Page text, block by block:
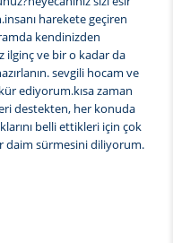
harekete geçiren
kendinizden
ilginç ve bir o kadar da
sevgili hocam ve
ediyorum.kısa zaman
destekten, her konuda
belli ettikleri için çok
daim sürmesini diliyorum.